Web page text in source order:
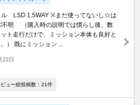
ル LSD 1.5WAY ※まだ使ってないし☆は
不明 （購入時の説明では慣らし後、数
ト走行だけで、ミッション本体も良好と
） 既にミッション ...
22日
ュー総投稿数：21件